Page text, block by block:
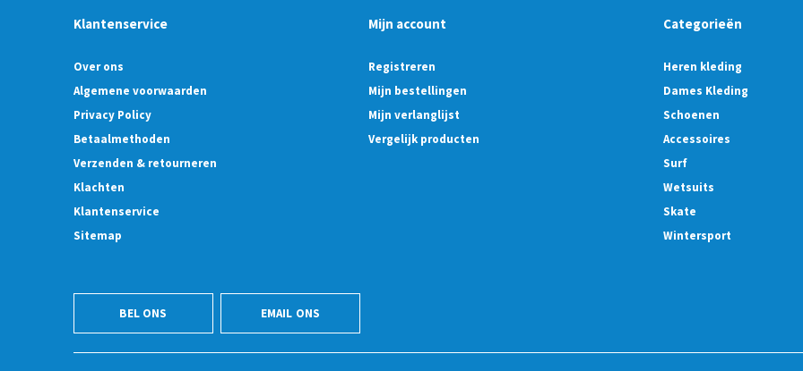
Klantenservice
Over ons
Algemene voorwaarden
Privacy Policy
Betaalmethoden
Verzenden & retourneren
Klachten
Klantenservice
Sitemap
Mijn account
Registreren
Mijn bestellingen
Mijn verlanglijst
Vergelijk producten
Categorieën
Heren kleding
Dames Kleding
Schoenen
Accessoires
Surf
Wetsuits
Skate
Wintersport
BEL ONS EMAIL ONS